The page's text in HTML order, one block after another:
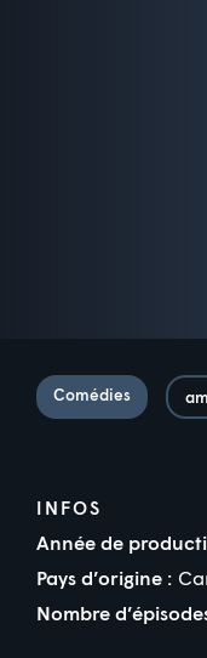
Comédies
INFOS
Année de
Pays d’origine :
Nombre